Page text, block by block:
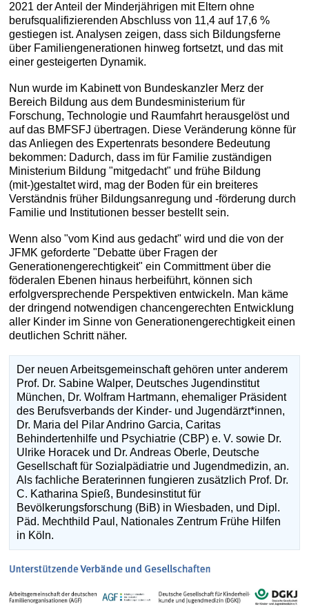
2021 der Anteil der Minderjährigen mit Eltern ohne
berufsqualifizierenden Abschluss von 11,4 auf 17,6 %
gestiegen ist. Analysen zeigen, dass sich Bildungsferne
über Familiengenerationen hinweg fortsetzt, und das mit
einer gesteigerten Dynamik.
Nun wurde im Kabinett von Bundeskanzler Merz der
Bereich Bildung aus dem Bundesministerium für
Forschung, Technologie und Raumfahrt herausgelöst und
auf das BMFSFJ übertragen. Diese Veränderung könne für
das Anliegen des Expertenrats besondere Bedeutung
bekommen: Dadurch, dass im für Familie zuständigen
Ministerium Bildung "mitgedacht" und frühe Bildung
(mit-)gestaltet wird, mag der Boden für ein breiteres
Verständnis früher Bildungsanregung und -förderung durch
Familie und Institutionen besser bestellt sein.
Wenn also "vom Kind aus gedacht" wird und die von der
JFMK geforderte "Debatte über Fragen der
Generationengerechtigkeit" ein Committment über die
föderalen Ebenen hinaus herbeiführt, können sich
erfolgversprechende Perspektiven entwickeln. Man käme
der dringend notwendigen chancengerechten Entwicklung
aller Kinder im Sinne von Generationengerechtigkeit einen
deutlichen Schritt näher.
Der neuen Arbeitsgemeinschaft gehören unter anderem
Prof. Dr. Sabine Walper, Deutsches Jugendinstitut
München, Dr. Wolfram Hartmann, ehemaliger Präsident
des Berufsverbands der Kinder- und Jugendärzt*innen,
Dr. Maria del Pilar Andrino Garcia, Caritas
Behindertenhilfe und Psychiatrie (CBP) e. V. sowie Dr.
Ulrike Horacek und Dr. Andreas Oberle, Deutsche
Gesellschaft für Sozialpädiatrie und Jugendmedizin, an.
Als fachliche Beraterinnen fungieren zusätzlich Prof. Dr.
C. Katharina Spieß, Bundesinstitut für
Bevölkerungsforschung (BiB) in Wiesbaden, und Dipl.
Päd. Mechthild Paul, Nationales Zentrum Frühe Hilfen
in Köln.